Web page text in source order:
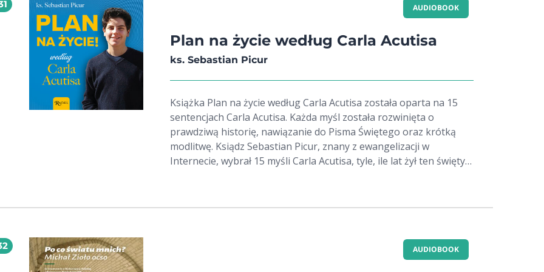
mnóstwo ciekawostek, odkrywa fascynujące nieznane fakty oraz
tajemnice ojczyzny Jezusa. Ale przede wszystkim przybliża prawdy
wiary i daje świadectwo obecności Boga. Dajmy się poprowadzić
Słowu i wsłuchajmy się w przepiękną narrację abp. Rysia, która
będzie niezapomnianym komentarzem do Pisma Świętego.
AUDIOBOOK
Plan na życie według Carla Acutisa
ks. Sebastian Picur
Książka Plan na życie według Carla Acutisa została oparta na 15
sentencjach Carla Acutisa. Każda myśl została rozwinięta o
prawdziwą historię, nawiązanie do Pisma Świętego oraz krótką
modlitwę. Ksiądz Sebastian Picur, znany z ewangelizacji w
Internecie, wybrał 15 myśli Carla Acutisa, tyle, ile lat żył ten święty.
napisał wyjątkową historię dla każdego, ale nam dał wolność
Carla Acutisa. Ta książka to 15 rozważań przepięknych sentencji
Carlo Acutisa, które zainspirowały mnie do odkrycia jego planu na
AUDIOBOOK